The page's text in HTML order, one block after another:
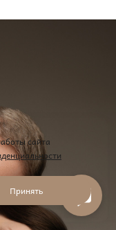
сайта
Принять